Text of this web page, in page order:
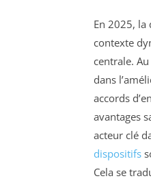
En 2025, la
contexte
centrale.
dans
accords
avantages
acteur clé
dispositifs
Cela se